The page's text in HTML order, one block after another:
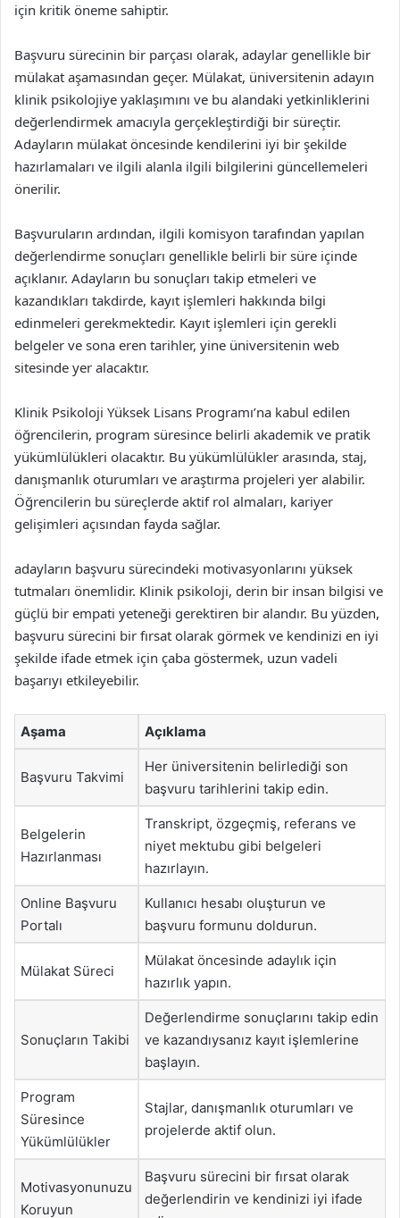
için kritik öneme sahiptir.
Başvuru sürecinin bir parçası olarak, adaylar genellikle bir
mülakat aşamasından geçer. Mülakat, üniversitenin adayın
klinik psikolojiye yaklaşımını ve bu alandaki yetkinliklerini
değerlendirmek amacıyla gerçekleştirdiği bir süreçtir.
Adayların mülakat öncesinde kendilerini iyi bir şekilde
hazırlamaları ve ilgili alanla ilgili bilgilerini güncellemeleri
önerilir.
Başvuruların ardından, ilgili komisyon tarafından yapılan
değerlendirme sonuçları genellikle belirli bir süre içinde
açıklanır. Adayların bu sonuçları takip etmeleri ve
kazandıkları takdirde, kayıt işlemleri hakkında bilgi
edinmeleri gerekmektedir. Kayıt işlemleri için gerekli
belgeler ve sona eren tarihler, yine üniversitenin web
sitesinde yer alacaktır.
Klinik Psikoloji Yüksek Lisans Programı’na kabul edilen
öğrencilerin, program süresince belirli akademik ve pratik
yükümlülükleri olacaktır. Bu yükümlülükler arasında, staj,
danışmanlık oturumları ve araştırma projeleri yer alabilir.
Öğrencilerin bu süreçlerde aktif rol almaları, kariyer
gelişimleri açısından fayda sağlar.
adayların başvuru sürecindeki motivasyonlarını yüksek
tutmaları önemlidir. Klinik psikoloji, derin bir insan bilgisi ve
güçlü bir empati yeteneği gerektiren bir alandır. Bu yüzden,
başvuru sürecini bir fırsat olarak görmek ve kendinizi en iyi
şekilde ifade etmek için çaba göstermek, uzun vadeli
başarıyı etkileyebilir.
Aşama Açıklama
Başvuru Takvimi
Her üniversitenin belirlediği son
başvuru tarihlerini takip edin.
Belgelerin
Hazırlanması
Transkript, özgeçmiş, referans ve
niyet mektubu gibi belgeleri
hazırlayın.
Online Başvuru
Portalı
Kullanıcı hesabı oluşturun ve
başvuru formunu doldurun.
Mülakat Süreci
Mülakat öncesinde adaylık için
hazırlık yapın.
Sonuçların Takibi
Değerlendirme sonuçlarını takip edin
ve kazandıysanız kayıt işlemlerine
başlayın.
Program
Süresince
Yükümlülükler
Stajlar, danışmanlık oturumları ve
projelerde aktif olun.
Motivasyonunuzu
Koruyun
Başvuru sürecini bir fırsat olarak
değerlendirin ve kendinizi iyi ifade